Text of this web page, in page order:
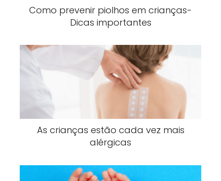
Como prevenir piolhos em crianças-
Dicas importantes
As crianças estão cada vez mais
alérgicas